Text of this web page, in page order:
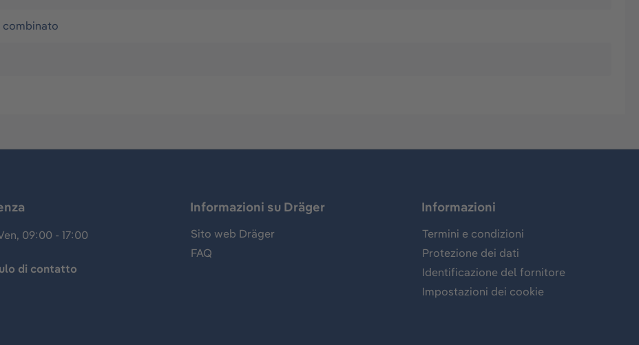
combinato
09:00 - 17:00
di contatto
Informazioni su Dräger
Sito web Dräger
FAQ
Informazioni
Termini e condizioni
Protezione dei dati
Identificazione del fornitore
Impostazioni dei cookie